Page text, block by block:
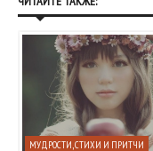
МУДРОСТИ, СТИХИ И ПРИТЧИ